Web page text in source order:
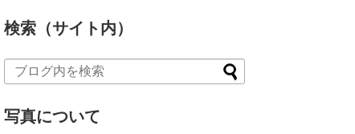
検索（サイト内）
写真について